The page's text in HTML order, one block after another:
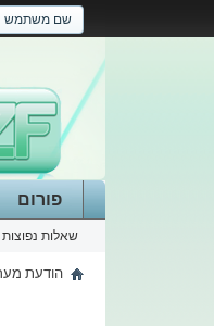
פורום
שאלות
הודעת